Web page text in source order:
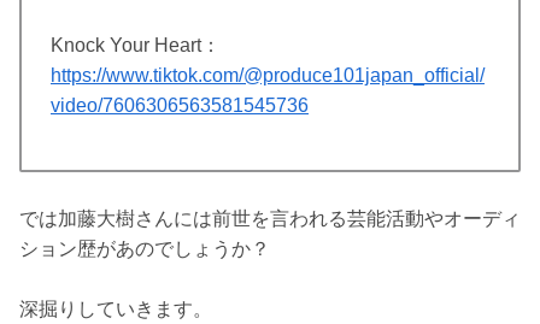
Knock Your Heart：
https://www.tiktok.com/@produce101japan_official/
video/7606306563581545736
では加藤大樹さんには前世を言われる芸能活動やオーディ
ション歴があのでしょうか？
深掘りしていきます。